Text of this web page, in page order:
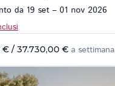
da 19 set – 01 nov 2026
€ / 37.730,00 € a settimana